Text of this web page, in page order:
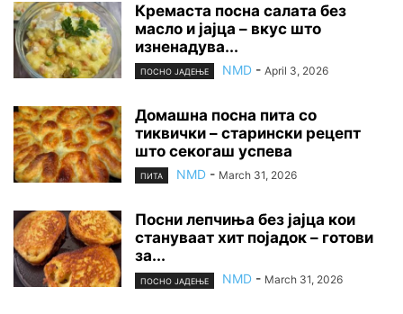
Кремаста посна салата без
масло и јајца – вкус што
изненадува...
ПОСНО ЈАДЕЊЕ NMD - April 3, 2026
Домашна посна пита со
тиквички – старински рецепт
што секогаш успева
ПИТА NMD - March 31, 2026
Посни лепчиња без јајца кои
стануваат хит појадок – готови
за...
ПОСНО ЈАДЕЊЕ NMD - March 31, 2026